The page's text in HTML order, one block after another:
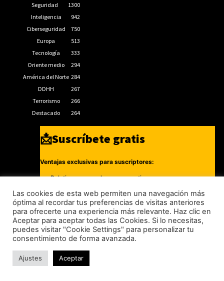
Seguridad
1300
Inteligencia
942
Ciberseguridad
750
Europa
513
Tecnología
333
Oriente medio
294
América del Norte 284
DDHH
267
Terrorismo
266
Destacado
264
📩Suscríbete gratis
Ventajas exclusivas para suscriptores:
Boletines semanales y prospectivos.
Becas en Cursos y Másteres universitarios.
Acceso exclusivo a Masterclass y Eventos.
Acceso a +120 ofertas de trabajo semanales.
Acceso a LISA Comunidad y LISA Challenge.
Las cookies de esta web permiten una navegación más
óptima al recordar tus preferencias de visitas anteriores
para ofrecerte una experiencia más relevante. Haz clic en
Aceptar para aceptar todas las Cookies. Si lo necesitas,
puedes visitar "Cookie Settings" para personalizar tu
consentimiento de forma avanzada.
Ajustes Aceptar